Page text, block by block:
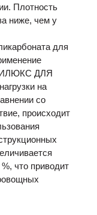
Плотность
ниже, чем у
для
ДЛЯ
на
со
происходит
что приводит